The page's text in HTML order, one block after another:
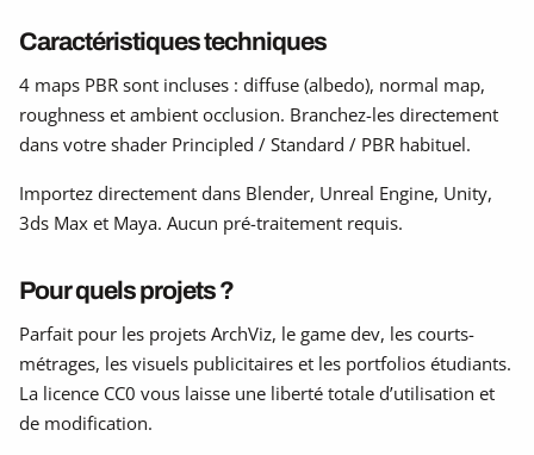
Caractéristiques techniques
4 maps PBR sont incluses : diffuse (albedo), normal map,
roughness et ambient occlusion. Branchez-les directement
dans votre shader Principled / Standard / PBR habituel.
Importez directement dans Blender, Unreal Engine, Unity,
3ds Max et Maya. Aucun pré-traitement requis.
Pour quels projets ?
Parfait pour les projets ArchViz, le game dev, les courts-
métrages, les visuels publicitaires et les portfolios étudiants.
La licence CC0 vous laisse une liberté totale d’utilisation et
de modification.